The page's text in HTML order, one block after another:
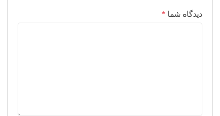
دیدگاه شما *